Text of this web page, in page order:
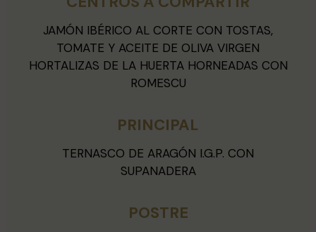
JAMÓN IBÉRICO AL CORTE CON TOSTAS,
TOMATE Y ACEITE DE OLIVA VIRGEN
HORTALIZAS DE LA HUERTA HORNEADAS CON
ROMESCU
PRINCIPAL
TERNASCO DE ARAGÓN I.G.P. CON
SUPANADERA
POSTRE